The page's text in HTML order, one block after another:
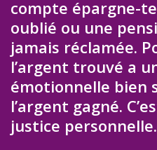
compte épargne-
oublié ou une
jamais réclamée.
l’argent trouvé a
émotionnelle bien
l’argent gagné.
justice personnelle.